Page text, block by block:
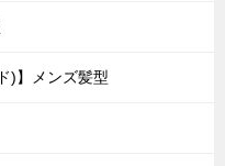
)】メンズ髪型